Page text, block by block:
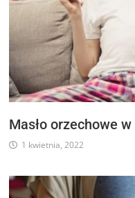
Masło orzechowe
1 kwietnia, 2022